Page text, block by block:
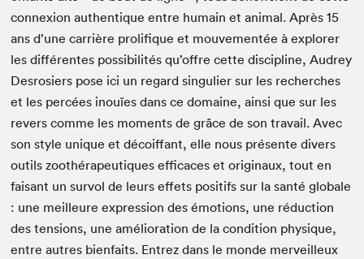
con­nex­ion authen­tique entre humain et ani­mal. Après15
ans d’une car­rière pro­lifique et mou­ve­men­tée à explor­er
les dif­férentes pos­si­bil­ités qu’offre cette dis­ci­pline, Audrey
Desrosiers pose ici un regard sin­guli­er sur les recherch­es
et les per­cées inouïes dans ce domaine, ain­si que sur les
revers comme les moments de grâce de son tra­vail. Avec
son style unique et décoif­fant, elle nous présente divers
out­ils zoothérapeu­tiques effi­caces et orig­in­aux, tout en
faisant un sur­vol de leurs effets posi­tifs sur la san­té glob­ale
: une meilleure expres­sion des émo­tions, une réduc­tion
des ten­sions, une amélio­ra­tion de la con­di­tion physique,
entre autres bien­faits. Entrez dans le monde mer­veilleux